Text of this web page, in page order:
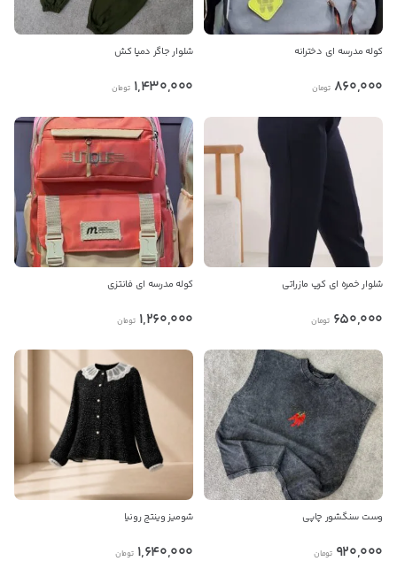
کوله مدرسه ای دخترانه
860,000 تومان
شلوار جاگر دمپا کش
1,430,000 تومان
شلوار خمره ای کرپ مازراتی
650,000 تومان
کوله مدرسه ای فانتزی
1,260,000 تومان
وست سنگشور چاپی
920,000 تومان
شومیز وینتج رونیا
1,640,000 تومان